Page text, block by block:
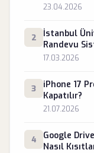
23.04.2026
2
İstanbul
Randevu
17.03.2026
3
iPhone 17
Kapatılır?
21.07.2026
4
Google
Nasıl